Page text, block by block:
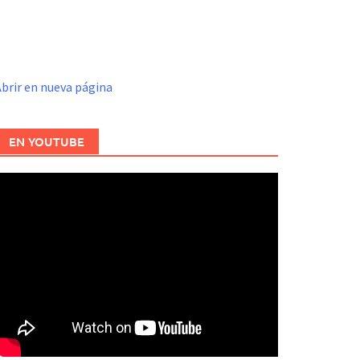
en nueva página
EN YOUTUBE